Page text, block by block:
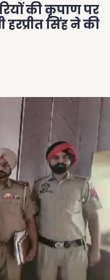
की कृपाण पर
हरप्रीत सिंह ने की